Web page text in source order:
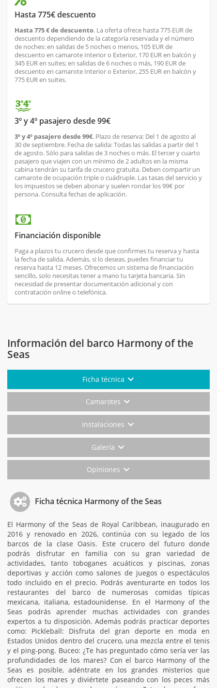
Hasta 775€ descuento
Hasta 775 € de descuento. La oferta ofrece hasta 775 EUR de
descuento dependiendo de la categoría reservada y el número
de noches: en salidas de 5 noches o menos, 105 EUR de
descuento en camarote Interior o Exterior, 170 EUR en balcón y
345 EUR en suites; en salidas de 6 noches o más, 190 EUR de
descuento en camarote Interior o Exterior, 255 EUR en balcón y
775 EUR en suites.
3º y 4º pasajero desde 99€
3º y 4º pasajero desde 99€. Plazo de reserva: Del 1 de agosto al
30 de septiembre. Fecha de salida: Todas las salidas a partir del 1
de agosto. Sólo para salidas de 3 noches o más. El tercer y cuarto
pasajero que viajen con un mínimo de 2 adultos en la misma
cabina tendrán su tarifa de crucero gratuita. Deben compartir un
camarote de ocupación triple o cuádruple. Las tasas del servicio y
los impuestos se deben abonar y suelen rondar los 99€ por
persona. Consulta fechas de aplicación.
Financiación disponible
Paga a plazos tu crucero desde que confirmes tu reserva y hasta
la fecha de salida. Además, si lo deseas, puedes financiar tu
reserva hasta 12 meses. Ofrecemos un sistema de financiación
sencillo, solo necesitas tener a mano tu tarjeta bancaria. Sin
necesidad de presentar documentación adicional y con
contratación online o telefónica.
Información del barco Harmony of the
Seas
Ficha técnica
Camarotes
Instalaciones
Galería
Opiniones
Ficha técnica Harmony of the Seas
El Harmony of the Seas de Royal Caribbean, inaugurado en
2016 y renovado en 2026, continúa con su legado de los
barcos de la clase Oasis. Este crucero del futuro donde
podrás disfrutar en familia con su gran variedad de
actividades, tanto toboganes acuáticos y piscinas, zonas
deportivas y acción como salones de juegos o espectáculos
todo incluido en el precio. Podrás aventurarte en todos los
restaurantes del barco de numerosas comidas típicas
mexicana, italiana, estadounidense. En el Harmony of the
Seas podrás aprender muchas actividades con grandes
expertos a tu disposición. Además podrás practicar deportes
como: Pickleball: Disfruta del gran deporte en moda en
Estados Unidos dentro del crucero, una mezcla entre el tenis
y el ping-pong. Buceo: ¿Te has preguntado cómo sería ver las
profundidades de los mares? Con el barco Harmony of the
Seas es posible, adéntrate en los grandes misterios que
ofrecen los mares y diviértete paseando con los peces más